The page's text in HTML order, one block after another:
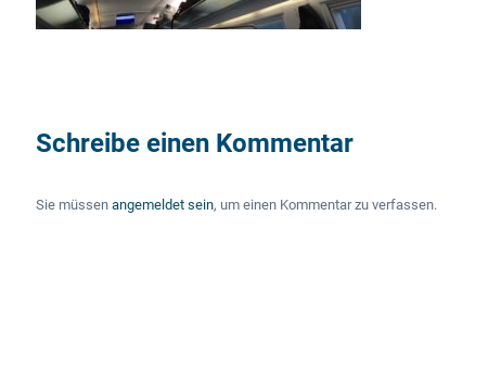
Schreibe einen Kommentar
Sie müssen angemeldet sein, um einen Kommentar zu verfassen.